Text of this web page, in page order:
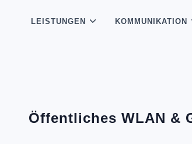
LEISTUNGEN KOMMUNIKATION
Öffentliches WLAN &